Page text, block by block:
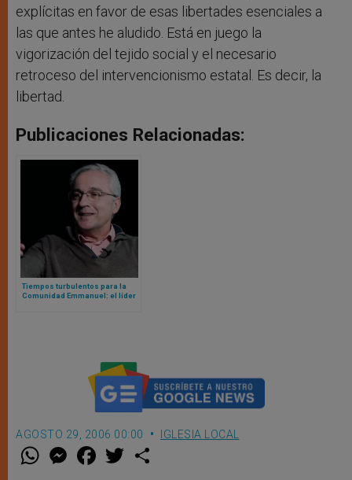
explícitas en favor de esas libertades esenciales a
las que antes he aludido. Está en juego la
vigorización del tejido social y el necesario
retroceso del intervencionismo estatal. Es decir, la
libertad.
Publicaciones Relacionadas:
Tiempos turbulentos para la
Comunidad Emmanuel: el líder
AGOSTO 29, 2006 00:00 IGLESIA LOCAL
W M
e
F
a w